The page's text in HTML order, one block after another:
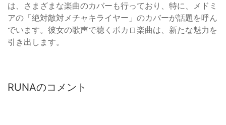
は、さまざまな楽曲のカバーも行っており、特に、メドミ
アの「絶対敵対メチャキライヤー」のカバーが話題を呼ん
でいます。彼女の歌声で聴くボカロ楽曲は、新たな魅力を
引き出します。
RUNAのコメント